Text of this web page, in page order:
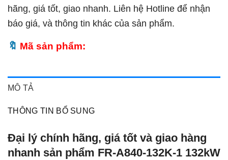
hãng, giá tốt, giao nhanh. Liên hệ Hotline để nhận
báo giá, và thông tin khác của sản phẩm.
Mã sản phẩm:
MÔ TẢ
THÔNG TIN BỔ SUNG
Đại lý chính hãng, giá tốt và giao hàng
nhanh sản phẩm FR-A840-132K-1 132kW